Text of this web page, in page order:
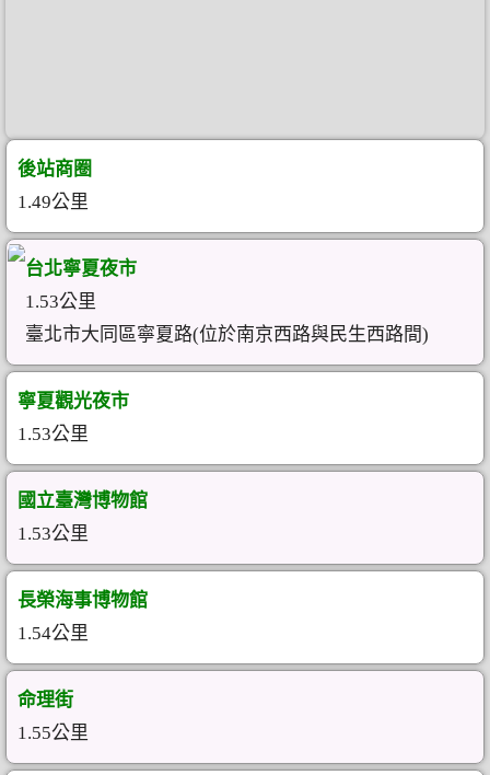
後站商圈
1.49公里
台北寧夏夜市
1.53公里
臺北市大同區寧夏路(位於南京西路與民生西路間)
寧夏觀光夜市
1.53公里
國立臺灣博物館
1.53公里
長榮海事博物館
1.54公里
命理街
1.55公里